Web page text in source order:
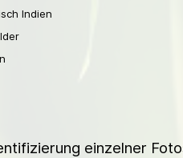
Indien
einzelner